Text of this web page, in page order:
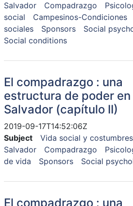
Salvador
Compadrazgo
social
Campesinos-Condiciones
sociales
Sponsors Social
Social conditions
El compadrazgo : una
estructura de poder en
Salvador (capítulo II)
2019-09-17T14:52:06Z
Subject
Vida social y costumbres
Salvador
Compadrazgo
de vida
Sponsors Social
El compadrazgo : una